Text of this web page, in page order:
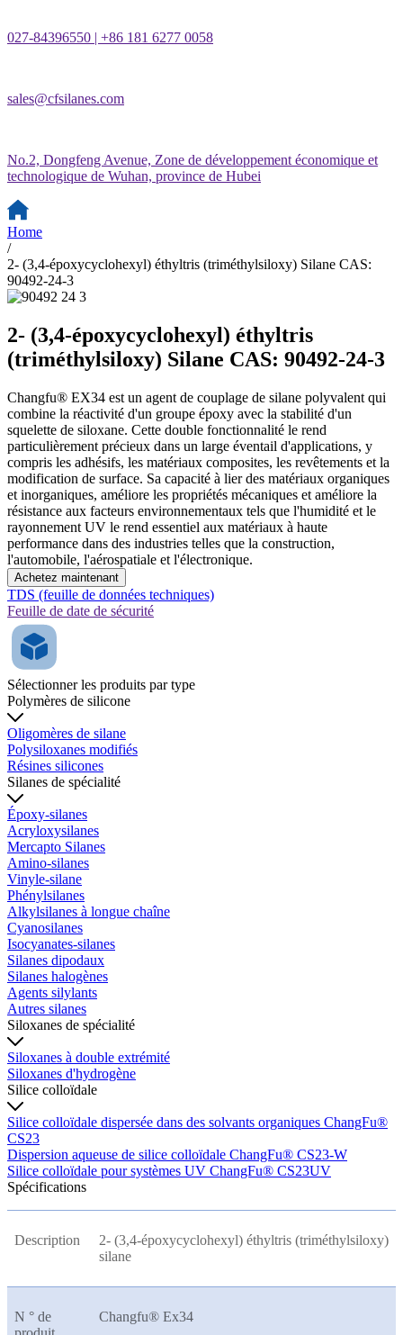
027-84396550 | +86 181 6277 0058
sales@cfsilanes.com
No.2, Dongfeng Avenue, Zone de développement économique et
technologique de Wuhan, province de Hubei
Home
/
2- (3,4-époxycyclohexyl) éthyltris (triméthylsiloxy) Silane CAS:
90492-24-3
2- (3,4-époxycyclohexyl) éthyltris
(triméthylsiloxy) Silane CAS: 90492-24-3
Changfu® EX34 est un agent de couplage de silane polyvalent qui
combine la réactivité d'un groupe époxy avec la stabilité d'un
squelette de siloxane. Cette double fonctionnalité le rend
particulièrement précieux dans un large éventail d'applications, y
compris les adhésifs, les matériaux composites, les revêtements et la
modification de surface. Sa capacité à lier des matériaux organiques
et inorganiques, améliore les propriétés mécaniques et améliore la
résistance aux facteurs environnementaux tels que l'humidité et le
rayonnement UV le rend essentiel aux matériaux à haute
performance dans des industries telles que la construction,
l'automobile, l'aérospatiale et l'électronique.
Achetez maintenant
TDS (feuille de données techniques)
Feuille de date de sécurité
Sélectionner les produits par type
Polymères de silicone
Oligomères de silane
Polysiloxanes modifiés
Résines silicones
Silanes de spécialité
Époxy-silanes
Acryloxysilanes
Mercapto Silanes
Amino-silanes
Vinyle-silane
Phénylsilanes
Alkylsilanes à longue chaîne
Cyanosilanes
Isocyanates-silanes
Silanes dipodaux
Silanes halogènes
Agents silylants
Autres silanes
Siloxanes de spécialité
Siloxanes à double extrémité
Siloxanes d'hydrogène
Silice colloïdale
Silice colloïdale dispersée dans des solvants organiques ChangFu®
CS23
Dispersion aqueuse de silice colloïdale ChangFu® CS23-W
Silice colloïdale pour systèmes UV ChangFu® CS23UV
Spécifications
Description
2- (3,4-époxycyclohexyl) éthyltris (triméthylsiloxy)
silane
N ° de
Changfu® Ex34